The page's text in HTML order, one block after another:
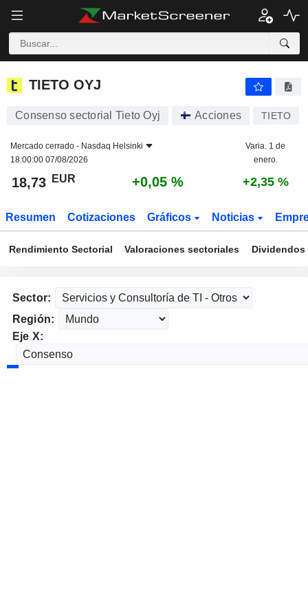
TIETO OYJ +0,05 %
TIETO OYJ
Consenso sectorial Tieto Oyj Acciones TIETO
Mercado cerrado - Nasdaq Helsinki
18:00:00 07/08/2026
Varia. 1 de
enero.
18,73 EUR +0,05 % +2,35 %
Resumen Cotizaciones Gráficos Noticias
Rendimiento Sectorial Valoraciones sectoriales
Sector:
Región:
Eje X: